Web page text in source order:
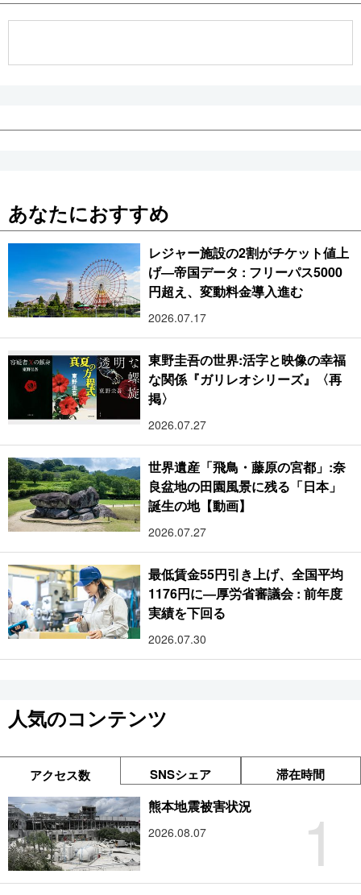
あなたにおすすめ
レジャー施設の2割がチケット値上
げ―帝国データ : フリーパス5000
円超え、変動料金導入進む
2026.07.17
東野圭吾の世界:活字と映像の幸福
な関係『ガリレオシリーズ』〈再
掲〉
2026.07.27
世界遺産「飛鳥・藤原の宮都」:奈
良盆地の田園風景に残る「日本」
誕生の地【動画】
2026.07.27
最低賃金55円引き上げ、全国平均
1176円に―厚労省審議会 : 前年度
実績を下回る
2026.07.30
人気のコンテンツ
アクセス数 SNSシェア 滞在時間
1
熊本地震被害状況
2026.08.07